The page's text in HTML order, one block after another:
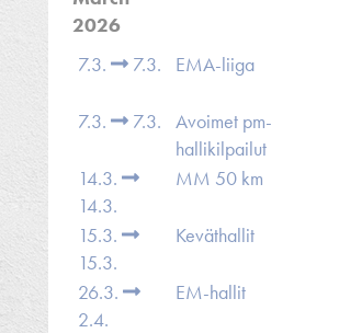
2026
7.3.
7.3. EMA-liiga
7.3.
7.3.
Avoimet pm-
hallikilpailut
14.3.
14.3.
MM 50 km
15.3.
15.3.
Keväthallit
26.3.
2.4.
EM-hallit